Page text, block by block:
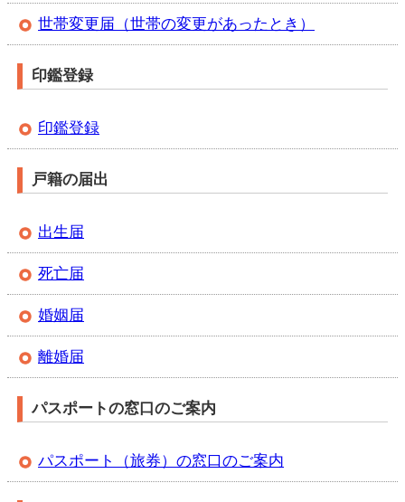
世帯変更届（世帯の変更があったとき）
印鑑登録
印鑑登録
戸籍の届出
出生届
死亡届
婚姻届
離婚届
パスポートの窓口のご案内
パスポート（旅券）の窓口のご案内